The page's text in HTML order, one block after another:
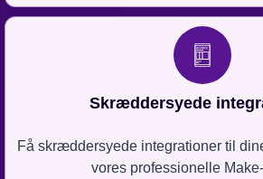
Skræddersyede
Få skræddersyede integrationer til
vores professionelle